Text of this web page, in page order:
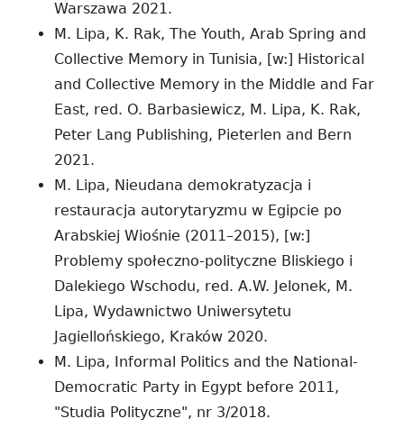
Warszawa 2021.
M. Lipa, K. Rak, The Youth, Arab Spring and
Collective Memory in Tunisia, [w:] Historical
and Collective Memory in the Middle and Far
East, red. O. Barbasiewicz, M. Lipa, K. Rak,
Peter Lang Publishing, Pieterlen and Bern
2021.
M. Lipa, Nieudana demokratyzacja i
restauracja autorytaryzmu w Egipcie po
Arabskiej Wiośnie (2011–2015), [w:]
Problemy społeczno-polityczne Bliskiego i
Dalekiego Wschodu, red. A.W. Jelonek, M.
Lipa, Wydawnictwo Uniwersytetu
Jagiellońskiego, Kraków 2020.
M. Lipa, Informal Politics and the National-
Democratic Party in Egypt before 2011,
"Studia Polityczne", nr 3/2018.